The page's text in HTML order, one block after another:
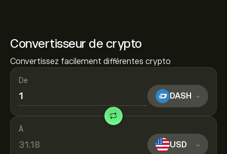
Convertisseur de crypto
Convertissez facilement différentes crypto
De
DASH
À
USD